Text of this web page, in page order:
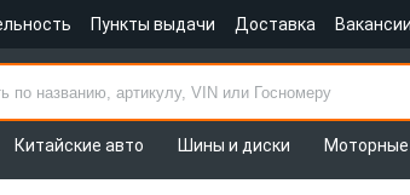
Пункты выдачи Доставка Вакансии
Китайские авто Шины и диски